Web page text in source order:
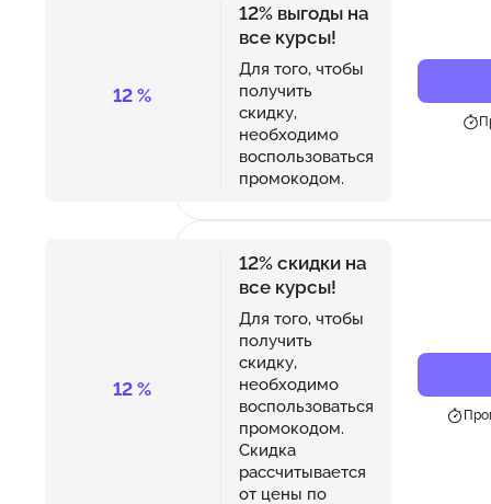
12 %
12% выгоды на
все курсы!
Для того, чтобы
получить
скидку,
необходимо
воспользоваться
промокодом.
12 %
12% скидки на
все курсы!
Для того, чтобы
получить
скидку,
необходимо
воспользоваться
промокодом.
Скидка
рассчитывается
от цены по